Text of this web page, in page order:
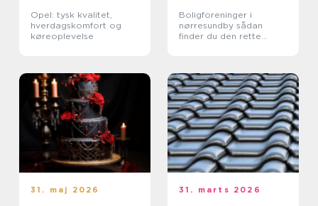
Opel: tysk kvalitet,
hverdagskomfort og
køreoplevelse
Boligforeninger i
nørresundby sådan
finder du den rette
31. maj 2026 31. marts 2026